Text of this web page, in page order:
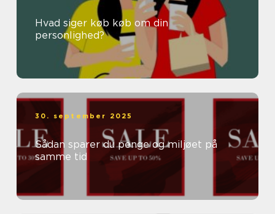
Hvad siger køb køb om din
personlighed?
30. september 2025
Sådan sparer du penge og miljøet på
samme tid